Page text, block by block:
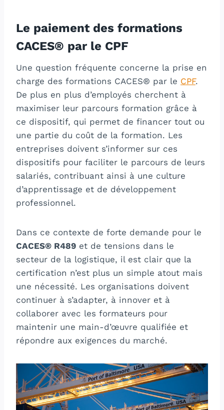
Le paiement des formations
CACES® par le CPF
Une question fréquente concerne la prise en
charge des formations CACES® par le CPF.
De plus en plus d’employés cherchent à
maximiser leur parcours formation grâce à
ce dispositif, qui permet de financer tout ou
une partie du coût de la formation. Les
entreprises doivent s’informer sur ces
dispositifs pour faciliter le parcours de leurs
salariés, contribuant ainsi à une culture
d’apprentissage et de développement
professionnel.
Dans ce contexte de forte demande pour le
CACES® R489 et de tensions dans le
secteur de la logistique, il est clair que la
certification n’est plus un simple atout mais
une nécessité. Les organisations doivent
continuer à s’adapter, à innover et à
collaborer avec les formateurs pour
maintenir une main-d’œuvre qualifiée et
répondre aux exigences du marché.